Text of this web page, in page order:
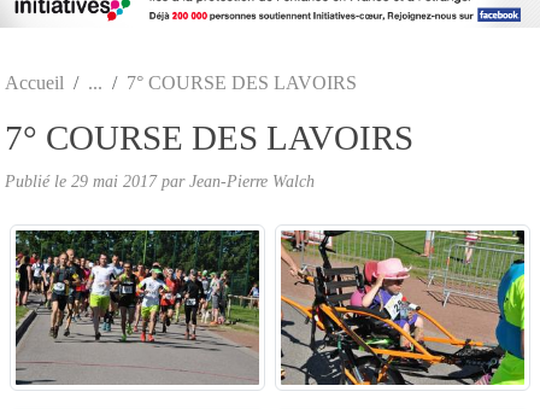
Accueil 7° COURSE DES LAVOIRS
7° COURSE DES LAVOIRS
Publié le 29 mai 2017parJean-Pierre Walch